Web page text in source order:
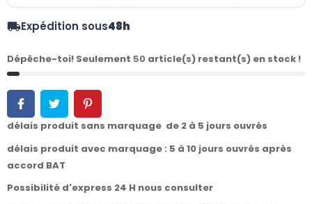
local_shippingExpédition sous48h
Dépêche-toi! Seulement 50 article(s) restant(s) en stock !
délais produit sans marquage de 2 à 5 jours ouvrés
délais produit avec marquage : 5 à 10 jours ouvrés après
accord BAT
Possibilité d'express 24 H nous consulter